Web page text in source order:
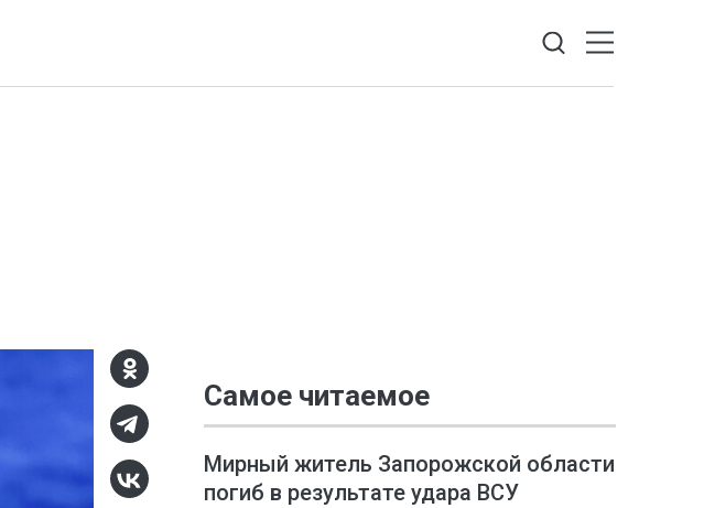
Самое читаемое
Мирный житель Запорожской области
погиб в результате удара ВСУ